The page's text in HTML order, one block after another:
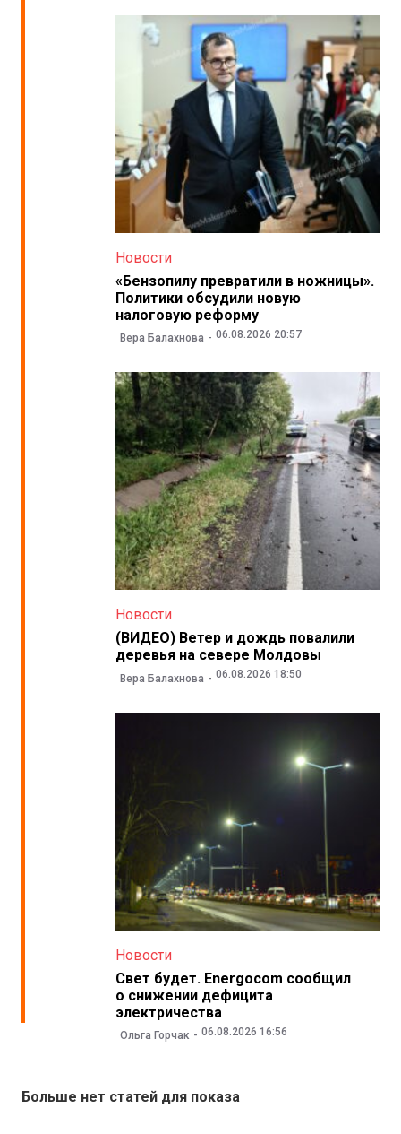
Новости
«Бензопилу превратили в ножницы».
Политики обсудили новую
налоговую реформу
Вера Балахнова 06.08.2026 20:57
Новости
(ВИДЕО) Ветер и дождь повалили
деревья на севере Молдовы
Вера Балахнова 06.08.2026 18:50
Новости
Свет будет. Energocom сообщил
о снижении дефицита
электричества
Ольга Горчак 06.08.2026 16:56
Больше нет статей для показа